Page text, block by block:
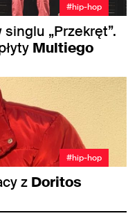
#hip-hop
singlu „Przekręt”.
Multiego
#hip-hop
z Doritos